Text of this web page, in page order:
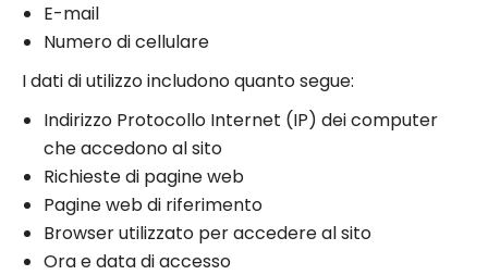
E-mail
Numero di cellulare
I dati di utilizzo includono quanto segue:
Indirizzo Protocollo Internet (IP) dei computer
che accedono al sito
Richieste di pagine web
Pagine web di riferimento
Browser utilizzato per accedere al sito
Ora e data di accesso